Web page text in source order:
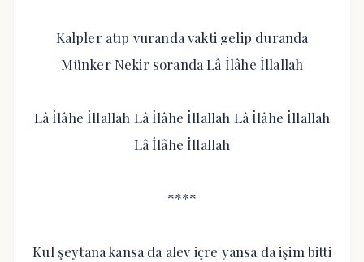
Kalpler atıp vuranda vakti gelip duranda
Münker Nekir soranda Lâ İlâhe İllallah
Lâ İlâhe İllallah Lâ İlâhe İllallah Lâ İlâhe İllallah
Lâ İlâhe İllallah
****
Kul şeytana kansa da alev içre yansa da işim bitti